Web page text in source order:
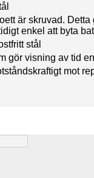
är skruvad. Detta
enkel att byta
stål
gör visning av tid
mot